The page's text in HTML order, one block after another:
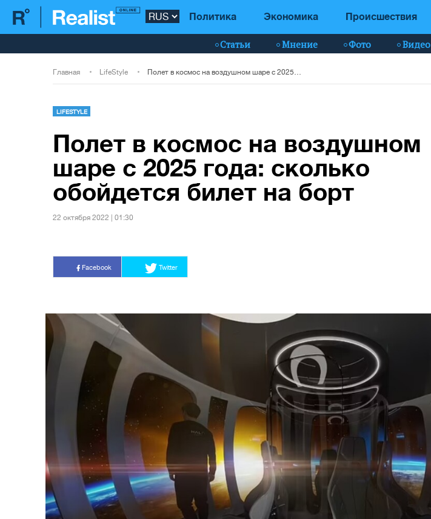
Политика Экономика Происшествия
Статьи Мнение Фото Видео
Главная LifeStyle
LIFESTYLE
Полет в космос на воздушном
шаре с 2025 года: сколько
обойдется билет на борт
22 октября 2022 | 01:30
Facebook Twitter